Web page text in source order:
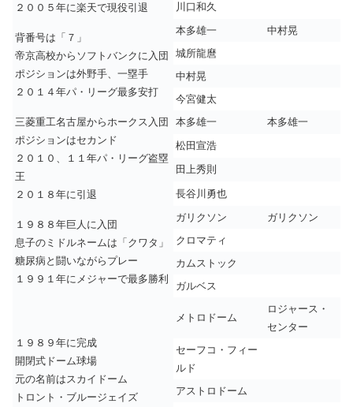
２００５年に楽天で現役引退
川口和久
背番号は「７」
帝京高校からソフトバンクに入団
ポジションは外野手、一塁手
２０１４年パ・リーグ最多安打
本多雄一
中村晃
城所龍麿
中村晃
今宮健太
三菱重工名古屋からホークス入団
ポジションはセカンド
２０１０、１１年パ・リーグ盗塁
王
２０１８年に引退
本多雄一
本多雄一
松田宣浩
田上秀則
長谷川勇也
１９８８年巨人に入団
息子のミドルネームは「クワタ」
糖尿病と闘いながらプレー
１９９１年にメジャーで最多勝利
ガリクソン
ガリクソン
クロマティ
カムストック
ガルベス
１９８９年に完成
開閉式ドーム球場
元の名前はスカイドーム
トロント・ブルージェイズ
メトロドーム
ロジャース・
センター
セーフコ・フィー
ルド
アストロドーム